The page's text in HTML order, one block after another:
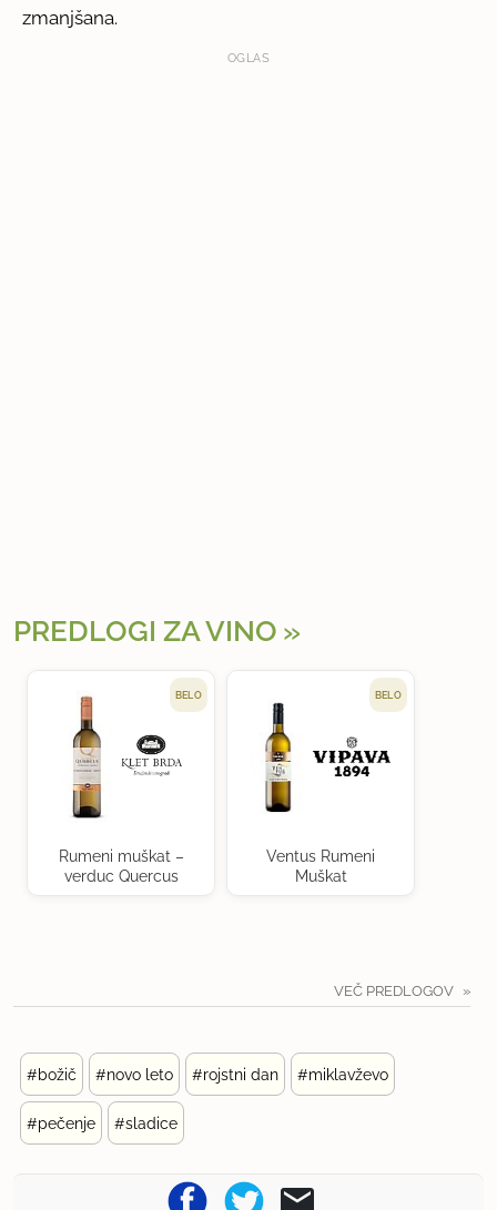
zmanjšana.
OGLAS
PREDLOGI ZA VINO
BELO
Rumeni muškat –
verduc Quercus
BELO
Ventus Rumeni
Muškat
VEČ PREDLOGOV
#božič #novo leto #rojstni dan #miklavževo
#pečenje #sladice